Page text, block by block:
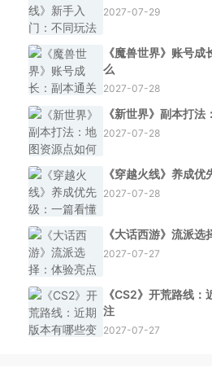
2027-07-29
《魔兽世界》账号
么
2027-07-28
《新世界》副本打
2027-07-28
《穿越火线》养成
2027-07-28
《大话西游》流派
2027-07-27
《CS2》开荒路线
注
2027-07-27